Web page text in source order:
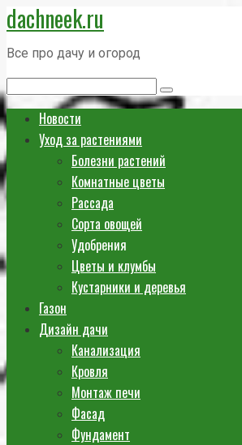
Перейти
к
контенту
dachneek.ru
Все про дачу и огород
Новости
Уход за растениями
Болезни растений
Комнатные цветы
Рассада
Сорта овощей
Удобрения
Цветы и клумбы
Кустарники и деревья
Газон
Дизайн дачи
Канализация
Кровля
Монтаж печи
Фасад
Фундамент